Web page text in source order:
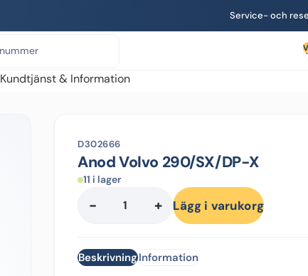
Service- och
Kundtjänst & Information
D302666
Anod Volvo 290/SX/DP-X
11 i lager
-
Anod
X
+ Lägg i varukorg
BeskrivningInformation